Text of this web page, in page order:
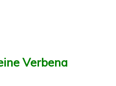
Verbena